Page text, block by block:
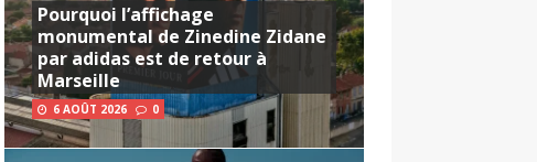
Pourquoi l’affichage
monumental de Zinedine Zidane
par adidas est de retour à
Marseille
6 AOÛT 2026 0